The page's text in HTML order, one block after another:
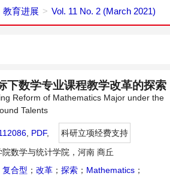
航
教育进展 Vol. 11 No. 2 (March 2021)
下数学专业课程教学改革的探索
Reform of Mathematics Major under the
Talents
PDF,
科研立项经费支持
院数学与统计学院，河南 商丘
复合型 ； 改革 ； 探索 ； Mathematics ；